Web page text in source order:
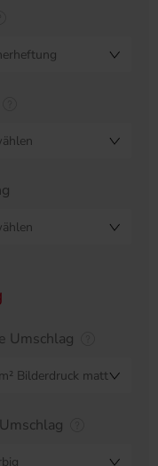
Umschlag
Bilderdruck matt